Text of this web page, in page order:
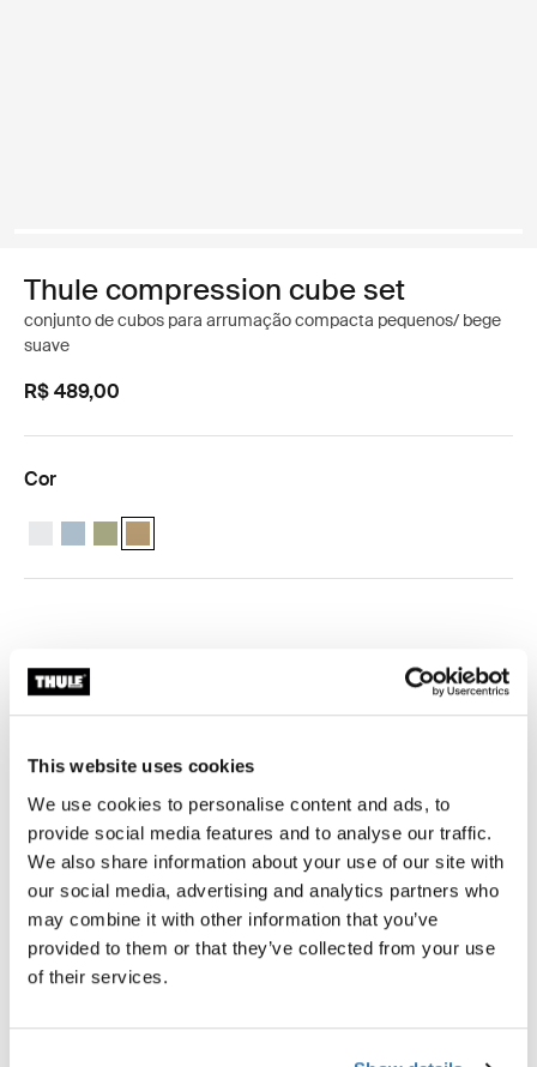
This website uses cookies
We use cookies to personalise content and ads, to
provide social media features and to analyse our traffic.
We also share information about your use of our site with
our social media, advertising and analytics partners who
may combine it with other information that you’ve
provided to them or that they’ve collected from your use
of their services.
Thule compression cube set
conjunto de cubos para arrumação compacta pequenos/ bege
suave
R$ 489,00
Cor
Thule compression cube set Branco
Thule compression cube set Cinza lago
Thule compression cube set Verde suave
Thule compression cube set Bege suave (selected)
Garantia Thule
Calcular frete e prazo
Calcular